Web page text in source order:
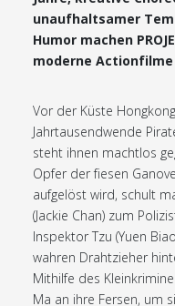
unaufhaltsamer
Humor machen
moderne
Vor der Küste
Jahrtausendwende
steht ihnen machtlos
Opfer der fiesen
aufgelöst wird, schult
(Jackie Chan) zum
Inspektor Tzu (Yuen
wahren Drahtzieher
Mithilfe des
Ma an ihre Fersen, um